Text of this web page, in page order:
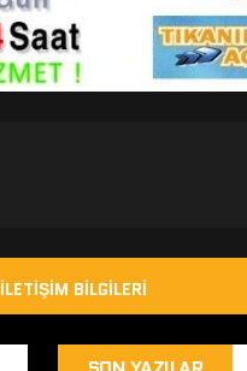
İLETIŞIM BILGILERI